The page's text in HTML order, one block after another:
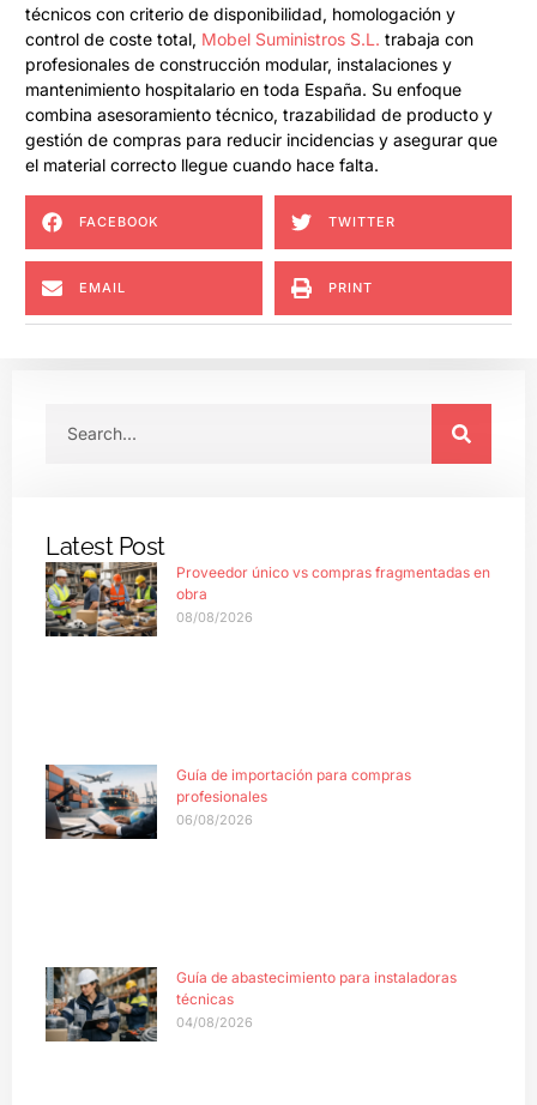
técnicos con criterio de disponibilidad, homologación y
control de coste total, Mobel Suministros S.L. trabaja con
profesionales de construcción modular, instalaciones y
mantenimiento hospitalario en toda España. Su enfoque
combina asesoramiento técnico, trazabilidad de producto y
gestión de compras para reducir incidencias y asegurar que
el material correcto llegue cuando hace falta.
FACEBOOK TWITTER
EMAIL PRINT
Latest Post
Proveedor único vs compras fragmentadas en
obra
08/08/2026
Guía de importación para compras
profesionales
06/08/2026
Guía de abastecimiento para instaladoras
técnicas
04/08/2026